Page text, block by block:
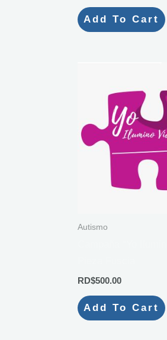
Add To Cart
Autismo
RD$500.00
Add To Cart